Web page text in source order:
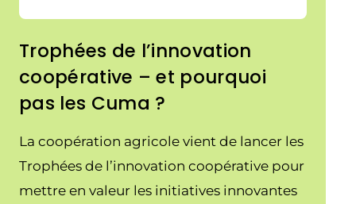
Trophées de l’innovation
coopérative – et pourquoi
pas les Cuma ?
La coopération agricole vient de lancer les
Trophées de l’innovation coopérative pour
mettre en valeur les initiatives innovantes